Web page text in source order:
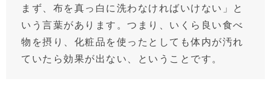
まず、布を真っ白に洗わなければいけない」と
いう言葉があります。つまり、いくら良い食べ
物を摂り、化粧品を使ったとしても体内が汚れ
ていたら効果が出ない、ということです。